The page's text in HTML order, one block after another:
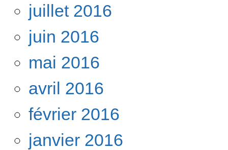
juillet 2016
juin 2016
mai 2016
avril 2016
février 2016
janvier 2016